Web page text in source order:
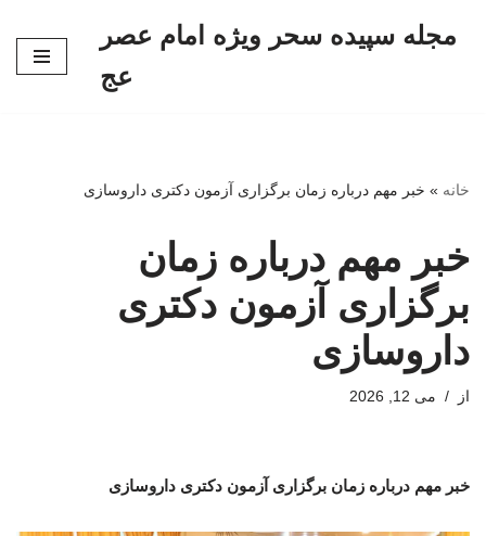
مجله سپیده سحر ویژه امام عصر
عج
خانه » خبر مهم درباره زمان برگزاری آزمون دکتری داروسازی
خبر مهم درباره زمان
برگزاری آزمون دکتری
داروسازی
از می 12, 2026
خبر مهم درباره زمان برگزاری آزمون دکتری داروسازی